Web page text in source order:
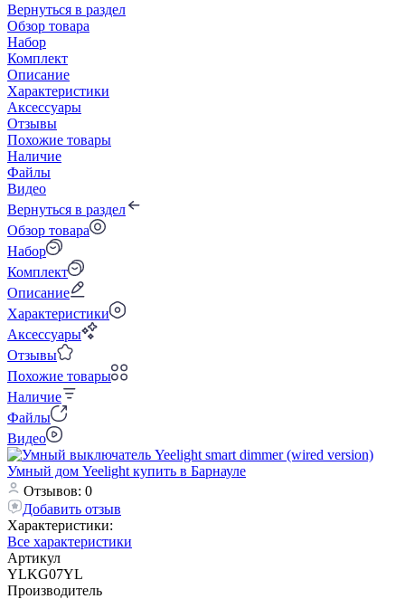
Вернуться в раздел
Обзор товара
Набор
Комплект
Описание
Характеристики
Аксессуары
Отзывы
Похожие товары
Наличие
Файлы
Видео
Вернуться в раздел
Обзор товара
Набор
Комплект
Описание
Характеристики
Аксессуары
Отзывы
Похожие товары
Наличие
Файлы
Видео
Отзывов: 0
Добавить отзыв
Характеристики:
Все характеристики
Артикул
YLKG07YL
Производитель